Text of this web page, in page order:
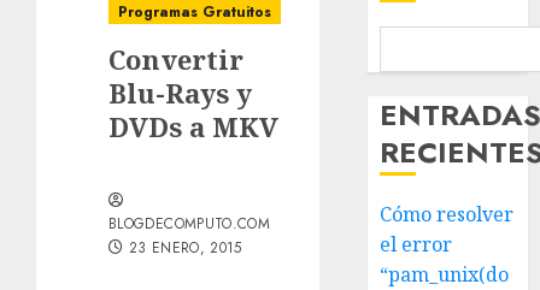
Programas Gratuitos
Convertir
Blu-Rays y
DVDs a MKV
BLOGDECOMPUTO.COM
23 ENERO, 2015
Cómo resolver
el error
“pam_unix(do